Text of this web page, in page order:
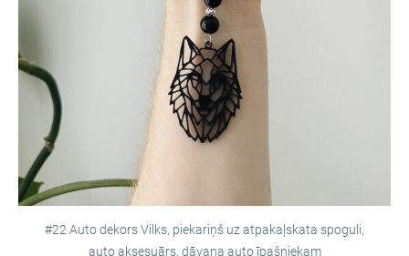
#22 Auto dekors Vilks, piekariņš uz atpakaļskata spoguli,
auto aksesuārs, dāvana auto īpašniekam